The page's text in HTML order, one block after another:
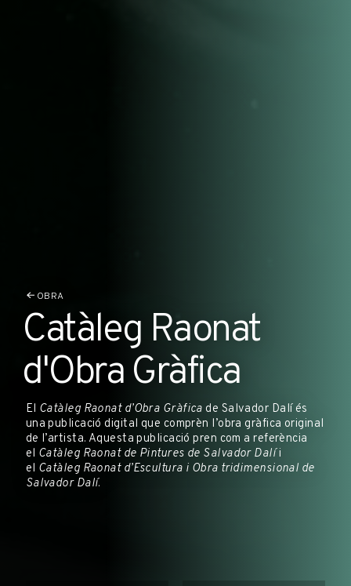
OBRA
Catàleg Raonat
d'Obra Gràfica
El Catàleg Raonat d’Obra Gràfica de Salvador Dalí és
una publicació digital que comprèn l’obra gràfica original
de l’artista. Aquesta publicació pren com a referència
el Catàleg Raonat de Pintures de Salvador Dalíi
el Catàleg Raonat d’Escultura i Obra tridimensional de
Salvador Dalí.